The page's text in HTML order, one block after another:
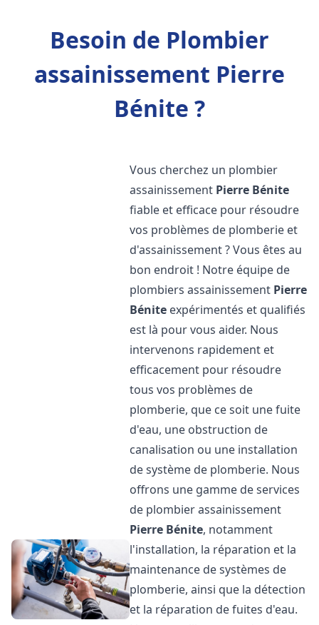
Besoin de Plombier
assainissement Pierre
Bénite ?
Vous cherchez un plombier
assainissement Pierre Bénite
fiable et efficace pour résoudre
vos problèmes de plomberie et
d'assainissement ? Vous êtes au
bon endroit ! Notre équipe de
plombiers assainissement Pierre
Bénite expérimentés et qualifiés
est là pour vous aider. Nous
intervenons rapidement et
efficacement pour résoudre
tous vos problèmes de
plomberie, que ce soit une fuite
d'eau, une obstruction de
canalisation ou une installation
de système de plomberie. Nous
offrons une gamme de services
de plombier assainissement
Pierre Bénite, notamment
l'installation, la réparation et la
maintenance de systèmes de
plomberie, ainsi que la détection
et la réparation de fuites d'eau.